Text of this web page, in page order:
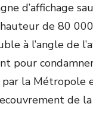
d’affichage
de 80
à l’angle de
pour
par la